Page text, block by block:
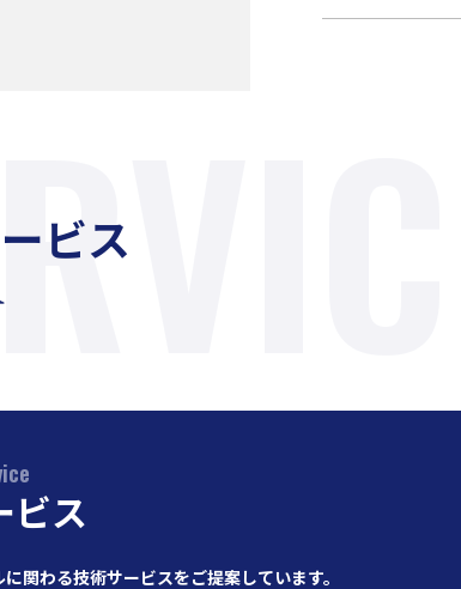
ビス
ビス
関わる技術サービスをご提案しています。